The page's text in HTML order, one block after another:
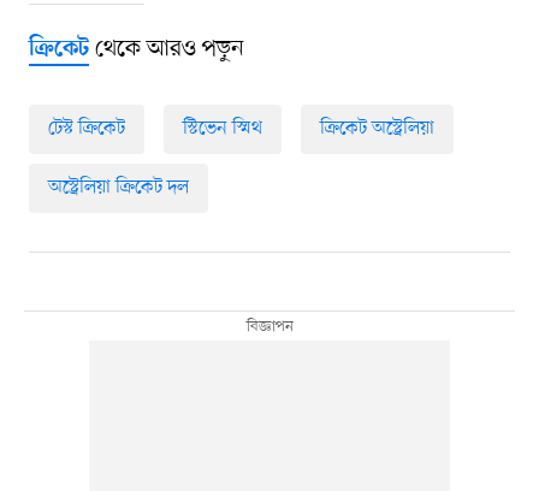
ক্রিকেটথেকে আরও পড়ুন
টেস্ট ক্রিকেট স্টিভেন স্মিথ ক্রিকেট অস্ট্রেলিয়া
অস্ট্রেলিয়া ক্রিকেট দল